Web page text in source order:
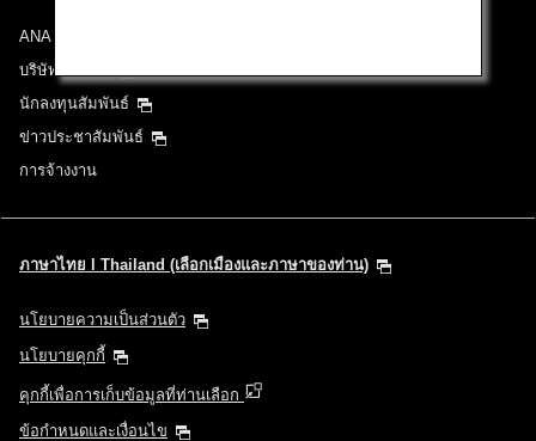
ANA Group
บริษัทในเครือ
นักลงทุนสัมพันธ์
ข่าวประชาสัมพันธ์
การจ้างงาน
ภาษาไทย l Thailand (เลือกเมืองและภาษาของท่าน)
นโยบายความเป็นส่วนตัว
นโยบายคุกกี้
คุกกี้เพื่อการเก็บข้อมูลที่ท่านเลือก
ข้อกำหนดและเงื่อนไข